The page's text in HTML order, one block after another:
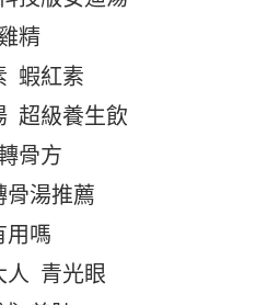
精
蝦紅素
超級養生飲
骨方
骨湯推薦
用嗎
人 青光眼